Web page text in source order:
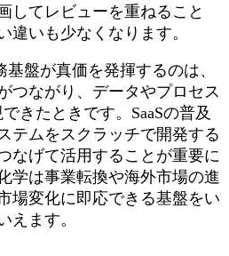
してレビューを重ねること
違いも少なくなります。
盤が真価を発揮するのは、
つながり、データやプロセス
きたときです。SaaSの普及
テムをスクラッチで開発する
なげて活用することが重要に
学は事業転換や海外市場の進
場変化に即応できる基盤をい
えます。